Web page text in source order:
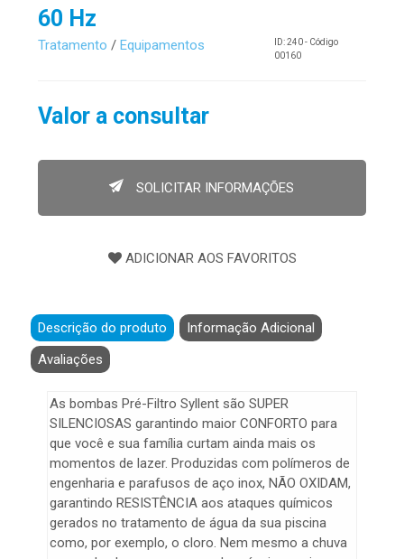
60 Hz
Tratamento / Equipamentos
ID: 240 - Código
00160
Valor a consultar
SOLICITAR INFORMAÇÕES
Descrição do produto
Informação Adicional
Avaliações
As bombas Pré-Filtro Syllent são SUPER
SILENCIOSAS garantindo maior CONFORTO para
que você e sua família curtam ainda mais os
momentos de lazer. Produzidas com polímeros de
engenharia e parafusos de aço inox, NÃO OXIDAM,
garantindo RESISTÊNCIA aos ataques químicos
gerados no tratamento de água da sua piscina
como, por exemplo, o cloro. Nem mesmo a chuva